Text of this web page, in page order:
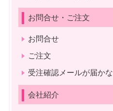
お問合せ・ご注文
お問合せ
ご注文
受注確認メールが届か
会社紹介